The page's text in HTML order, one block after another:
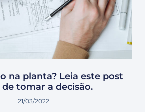
na planta? Leia este post
de tomar a decisão.
21/03/2022